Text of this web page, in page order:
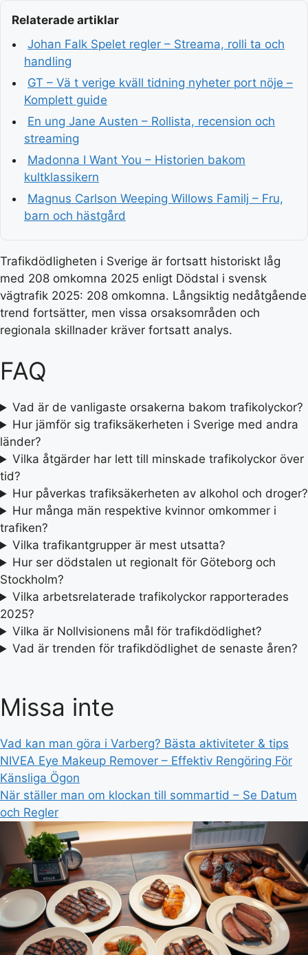
Relaterade artiklar
Johan Falk Spelet regler – Streama, rolli ta och
handling
GT – Vä t verige kväll tidning nyheter port nöje –
Komplett guide
En ung Jane Austen – Rollista, recension och
streaming
Madonna I Want You – Historien bakom
kultklassikern
Magnus Carlson Weeping Willows Familj – Fru,
barn och hästgård
Trafikdödligheten i Sverige är fortsatt historiskt låg
med 208 omkomna 2025 enligt Dödstal i svensk
vägtrafik 2025: 208 omkomna. Långsiktig nedåtgående
trend fortsätter, men vissa orsaksområden och
regionala skillnader kräver fortsatt analys.
FAQ
Vad är de vanligaste orsakerna bakom trafikolyckor?
Hur jämför sig trafiksäkerheten i Sverige med andra
länder?
Vilka åtgärder har lett till minskade trafikolyckor över
tid?
Hur påverkas trafiksäkerheten av alkohol och droger?
Hur många män respektive kvinnor omkommer i
trafiken?
Vilka trafikantgrupper är mest utsatta?
Hur ser dödstalen ut regionalt för Göteborg och
Stockholm?
Vilka arbetsrelaterade trafikolyckor rapporterades
2025?
Vilka är Nollvisionens mål för trafikdödlighet?
Vad är trenden för trafikdödlighet de senaste åren?
Missa inte
Vad kan man göra i Varberg? Bästa aktiviteter & tips
NIVEA Eye Makeup Remover – Effektiv Rengöring För
Känsliga Ögon
När ställer man om klockan till sommartid – Se Datum
och Regler